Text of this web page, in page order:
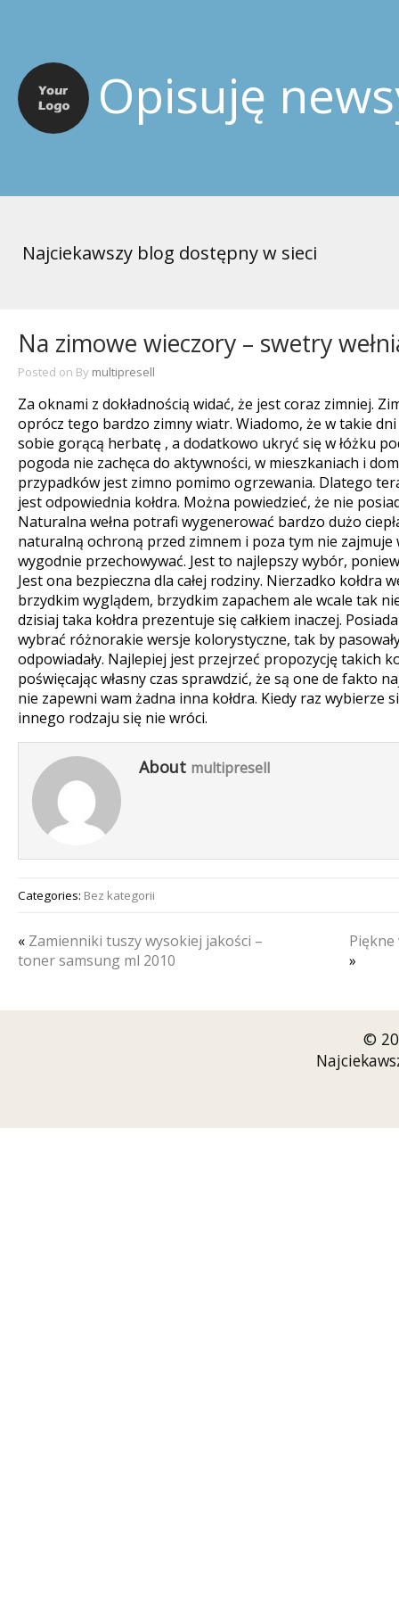
Opisuję
Najciekawszy blog dostępny w sieci
Na zimowe wieczory – swetry
Posted on By multipresell
Za oknami z dokładnością widać, że jest coraz zimniej.
oprócz tego bardzo zimny wiatr. Wiadomo, że w takie
sobie gorącą herbatę , a dodatkowo ukryć się w łóżku
pogoda nie zachęca do aktywności, w mieszkaniach i
przypadków jest zimno pomimo ogrzewania. Dlatego
jest odpowiednia kołdra. Można powiedzieć, że nie
Naturalna wełna potrafi wygenerować bardzo dużo
naturalną ochroną przed zimnem i poza tym nie zajmuje
wygodnie przechowywać. Jest to najlepszy wybór,
Jest ona bezpieczna dla całej rodziny. Nierzadko kołdra
brzydkim wyglądem, brzydkim zapachem ale wcale tak
dzisiaj taka kołdra prezentuje się całkiem inaczej.
wybrać różnorakie wersje kolorystyczne, tak by
odpowiadały. Najlepiej jest przejrzeć propozycję takich
poświęcając własny czas sprawdzić, że są one de fakto
nie zapewni wam żadna inna kołdra. Kiedy raz wybierze
innego rodzaju się nie wróci.
About multipresell
Categories: Bez kategorii
« Zamienniki tuszy wysokiej jakości –
toner samsung ml 2010
»
©